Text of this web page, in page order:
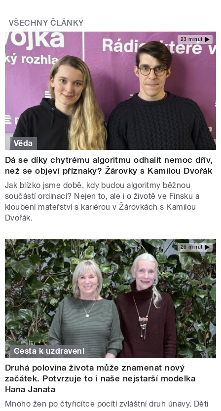
VŠECHNY ČLÁNKY
23 minut
Věda
Dá se díky chytrému algoritmu odhalit nemoc dřív,
než se objeví příznaky? Žárovky s Kamilou Dvořák
Jak blízko jsme době, kdy budou algoritmy běžnou
součástí ordinací? Nejen to, ale i o životě ve Finsku a
kloubení mateřství s kariérou v Žárovkách s Kamilou
Dvořák.
26 minut
Cesta k uzdravení
Druhá polovina života může znamenat nový
začátek. Potvrzuje to i naše nejstarší modelka
Hana Janata
Mnoho žen po čtyřicítce pocítí zvláštní druh únavy. Děti